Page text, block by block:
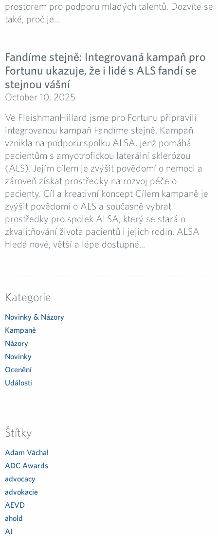
prostorem pro podporu mladých talentů. Dozvíte se
také, proč je...
Fandíme stejně: Integrovaná kampaň pro
Fortunu ukazuje, že i lidé s ALS fandí se
stejnou vášní
October 10, 2025
Ve FleishmanHillard jsme pro Fortunu připravili
integrovanou kampaň Fandíme stejně. Kampaň
vznikla na podporu spolku ALSA, jenž pomáhá
pacientům s amyotrofickou laterální sklerózou
(ALS). Jejím cílem je zvýšit povědomí o nemoci a
zároveň získat prostředky na rozvoj péče o
pacienty. Cíl a kreativní koncept Cílem kampaně je
zvýšit povědomí o ALS a současně vybrat
prostředky pro spolek ALSA, který se stará o
zkvalitňování života pacientů i jejich rodin. ALSA
hledá nové, větší a lépe dostupné...
Kategorie
Novinky & Názory
Kampaně
Názory
Novinky
Ocenění
Události
Štítky
Adam Váchal
ADC Awards
advocacy
advokacie
AEVD
ahold
AI